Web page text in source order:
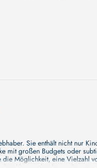
Sie enthält nicht nur
großen Budgets oder
Möglichkeit, eine